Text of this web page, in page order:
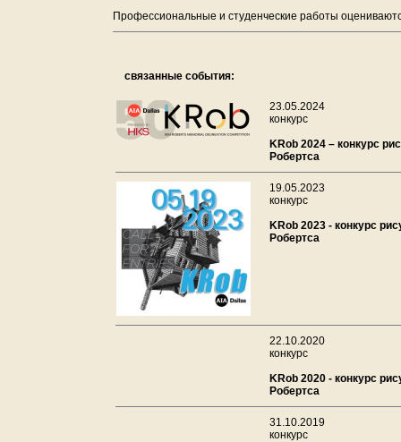
Профессиональные и студенческие работы
связанные события:
23.05.2024
конкурс
KRob 2024 – конкурс
Робертса
19.05.2023
конкурс
KRob 2023 - конкурс
Робертса
22.10.2020
конкурс
KRob 2020 - конкурс
Робертса
31.10.2019
конкурс